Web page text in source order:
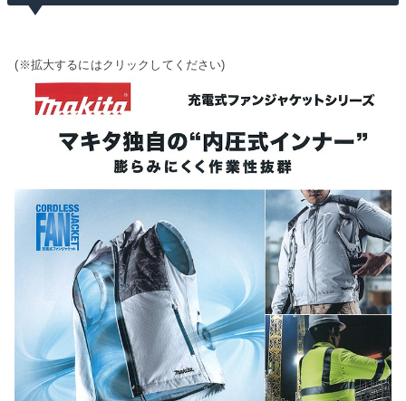
(※拡大するにはクリックしてください)